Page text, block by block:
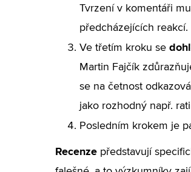
Tvrzení v komentáři
předcházejících
Ve třetím kroku se
Martin Fajčík
se na četnost
jako rozhodný např.
Posledním krokem je
Recenze představují